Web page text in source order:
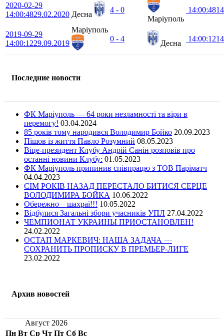
2020-02-29
14:00:4829.02.2020 Десна
4 - 0
Маріуполь
14:00:48
2019-09-29
14:00:1229.09.2019
Маріуполь
0 - 4
Десна
14:00:12
Последние новости
ФК Маріуполь — 64 роки незламності та віри в
перемогу! 03.04.2024
85 років тому народився Володимир Бойко 20.09.2023
Пішов із життя Павло Розумний 08.05.2023
Віце-президент Клубу Андрій Санін розповів про
останні новини Клубу: 01.05.2023
ФК Маріуполь припинив співпрацю з ТОВ Паріматч
04.04.2023
СІМ РОКІВ НАЗАД ПЕРЕСТАЛО БИТИСЯ СЕРЦЕ
ВОЛОДИМИРА БОЙКА 10.06.2022
Обережно – шахраї!!! 10.05.2022
Відбулися Загальні збори учасників УПЛ 27.04.2022
ЧЕМПИОНАТ УКРАИНЫ ПРИОСТАНОВЛЕН!
24.02.2022
ОСТАП МАРКЕВИЧ: НАША ЗАДАЧА —
СОХРАНИТЬ ПРОПИСКУ В ПРЕМЬЕР-ЛИГЕ
23.02.2022
Архив новостей
Август 2026
Пн Вт Ср Чт Пт Сб Вс